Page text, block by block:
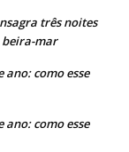
três noites
beira-mar
ano: como esse
ano: como esse